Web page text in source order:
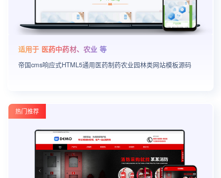
适用于 医药中药材、农业 等
帝国cms响应式HTML5通用医药制药农业园林类网站模板源码
热门推荐